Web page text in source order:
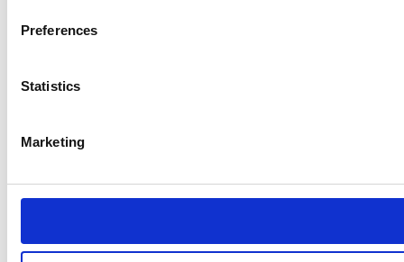
Preferences
Statistics
Marketing